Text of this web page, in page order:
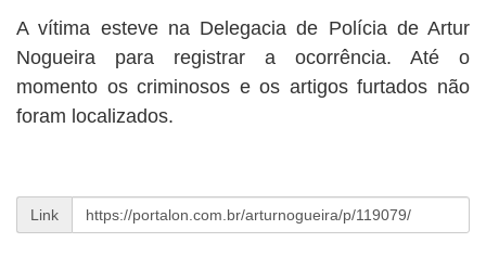
A vítima esteve na Delegacia de Polícia de Artur
Nogueira para registrar a ocorrência. Até o
momento os criminosos e os artigos furtados não
foram localizados.
Link